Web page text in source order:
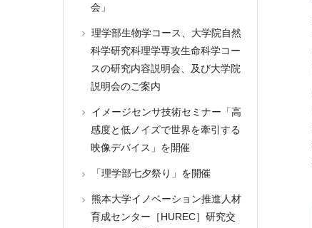
会」
理学部生物学コース、大学院自然
科学研究科理学専攻生命科学コー
スの研究内容説明会、及び大学院
説明会のご案内
イメージセンサ技術セミナー「高
感度と低ノイズで世界を牽引する
映像デバイス」を開催
「理学部七夕祭り」を開催
熊本大学イノベーション推進人材
育成センター［HUREC］研究交